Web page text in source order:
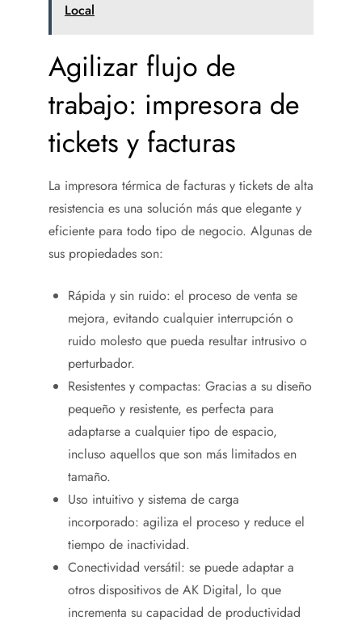
Local
Agilizar flujo de
trabajo: impresora de
tickets y facturas
La impresora térmica de facturas y tickets de alta
resistencia es una solución más que elegante y
eficiente para todo tipo de negocio. Algunas de
sus propiedades son:
Rápida y sin ruido: el proceso de venta se
mejora, evitando cualquier interrupción o
ruido molesto que pueda resultar intrusivo o
perturbador.
Resistentes y compactas: Gracias a su diseño
pequeño y resistente, es perfecta para
adaptarse a cualquier tipo de espacio,
incluso aquellos que son más limitados en
tamaño.
Uso intuitivo y sistema de carga
incorporado: agiliza el proceso y reduce el
tiempo de inactividad.
Conectividad versátil: se puede adaptar a
otros dispositivos de AK Digital, lo que
incrementa su capacidad de productividad